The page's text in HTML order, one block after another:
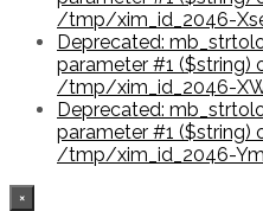
/tmp/xim_id_2046-
Deprecated:
parameter #1 ($string)
/tmp/xim_id_2046-
Deprecated:
parameter #1 ($string)
/tmp/xim_id_2046-
×